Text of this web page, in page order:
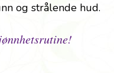
og strålende hud.